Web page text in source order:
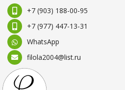
+7 (903) 188-00-95
+7 (977) 447-13-31
WhatsApp
filola2004@list.ru